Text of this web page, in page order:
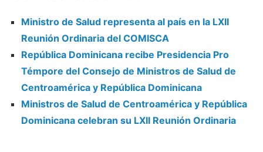
Ministro de Salud representa al país en la LXII
Reunión Ordinaria del COMISCA
República Dominicana recibe Presidencia Pro
Témpore del Consejo de Ministros de Salud de
Centroamérica y República Dominicana
Ministros de Salud de Centroamérica y República
Dominicana celebran su LXII Reunión Ordinaria